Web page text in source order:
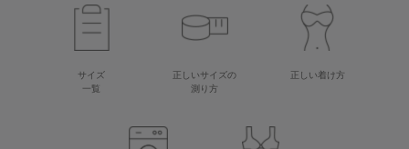
サイズ
一覧
正しいサイズの
測り方
正しい着け方